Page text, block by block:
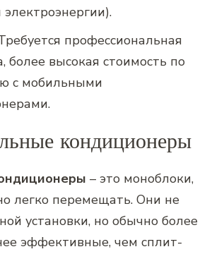
профессиональная
более высокая стоимость по
с мобильными
кондиционеры
– это моноблоки,
легко перемещать. Они не
установки, но обычно более
эффективные, чем сплит-